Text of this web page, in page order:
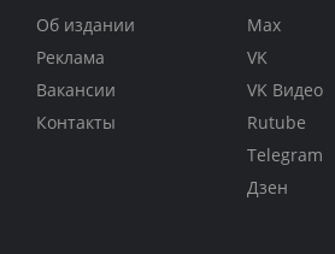
Об издании
Реклама
Вакансии
Контакты
Max
VK
VK Видео
Rutube
Telegram
Дзен